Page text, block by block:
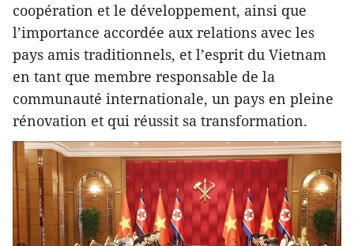
coopération et le développement, ainsi que
l’importance accordée aux relations avec les
pays amis traditionnels, et l’esprit du Vietnam
en tant que membre responsable de la
communauté internationale, un pays en pleine
rénovation et qui réussit sa transformation.